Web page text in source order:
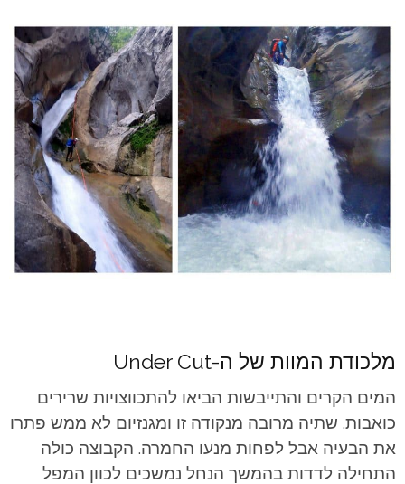
מלכודת המוות של ה-Under Cut
המים הקרים והתייבשות הביאו להתכווצויות שרירים
כואבות. שתיה מרובה מנקודה זו ומגנזיום לא ממש פתרו
את הבעיה אבל לפחות מנעו החמרה. הקבוצה כולה
התחילה לדדות בהמשך הנחל נמשכים לכוון המפל